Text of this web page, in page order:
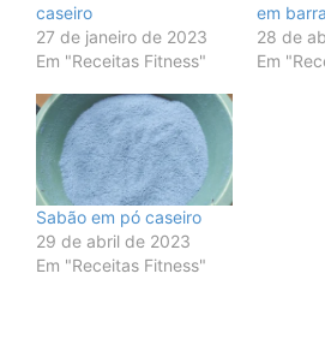
caseiro
27 de janeiro de 2023
Em "Receitas Fitness"
em
28 de
Em
Sabão em pó caseiro
29 de abril de 2023
Em "Receitas Fitness"